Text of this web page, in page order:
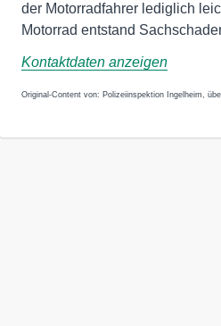
der Motorradfahrer lediglich
Motorrad entstand
Kontaktdaten anzeigen
Original-Content von: Polizeiinspektion Ingelheim,